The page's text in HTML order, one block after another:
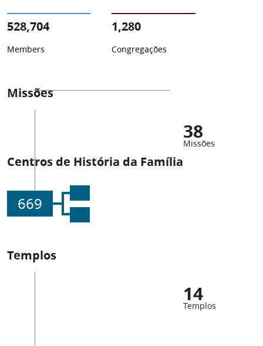
528,704
Members
1,280
Congregações
Missões
38
Missões
Centros de História da Família
669
Templos
14
Templos